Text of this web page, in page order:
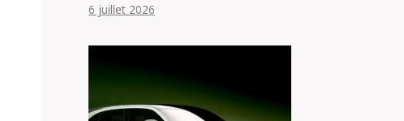
6 juillet 2026